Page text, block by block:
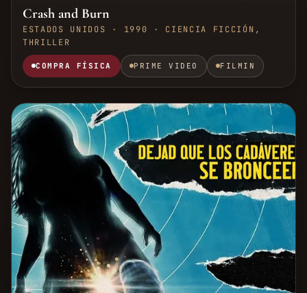
Crash and Burn
ESTADOS UNIDOS · 1990 · CIENCIA FICCIÓN,
THRILLER
COMPRA FÍSICA PRIME VIDEO FILMIN